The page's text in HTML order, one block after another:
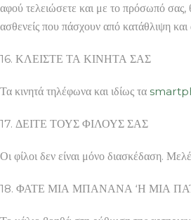
αφού τελειώσετε και με το πρόσωπό σας,
ασθενείς που πάσχουν από κατάθλιψη και
16. ΚΛΕΙΣΤΕ ΤΑ ΚΙΝΗΤΑ ΣΑΣ
Τα κινητά τηλέφωνα και ιδίως τα
17. ΔΕΙΤΕ ΤΟΥΣ ΦΙΛΟΥΣ ΣΑΣ
Οι φίλοι δεν είναι μόνο διασκέδαση.
18. ΦΑΤΕ ΜΙΑ ΜΠΑΝΑΝΑ ‘Η ΜΙΑ